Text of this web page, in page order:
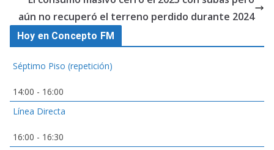
aún no recuperó el terreno perdido durante 2024
Hoy en Concepto FM
Séptimo Piso (repetición)
14:00 - 16:00
Línea Directa
16:00 - 16:30